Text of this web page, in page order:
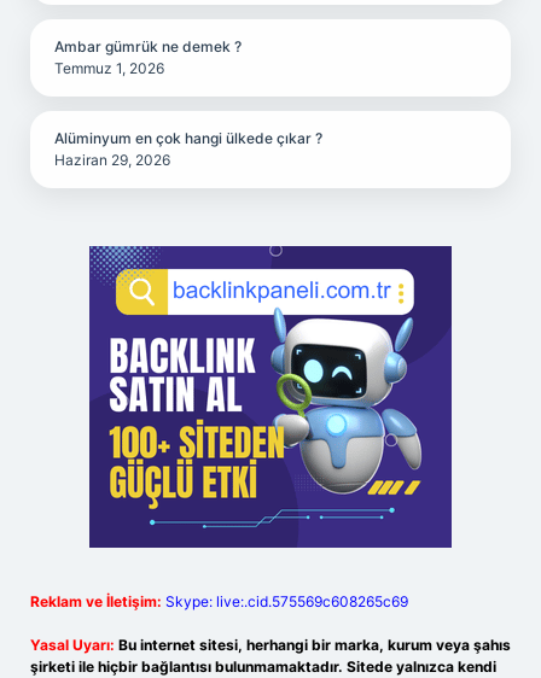
Ambar gümrük ne demek ?
Temmuz 1, 2026
Alüminyum en çok hangi ülkede çıkar ?
Haziran 29, 2026
Reklam ve İletişim: Skype: live:.cid.575569c608265c69
Yasal Uyarı: Bu internet sitesi, herhangi bir marka, kurum veya şahıs
şirketi ile hiçbir bağlantısı bulunmamaktadır. Sitede yalnızca kendi